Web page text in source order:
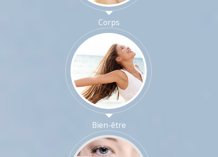
Corps
Bien-être